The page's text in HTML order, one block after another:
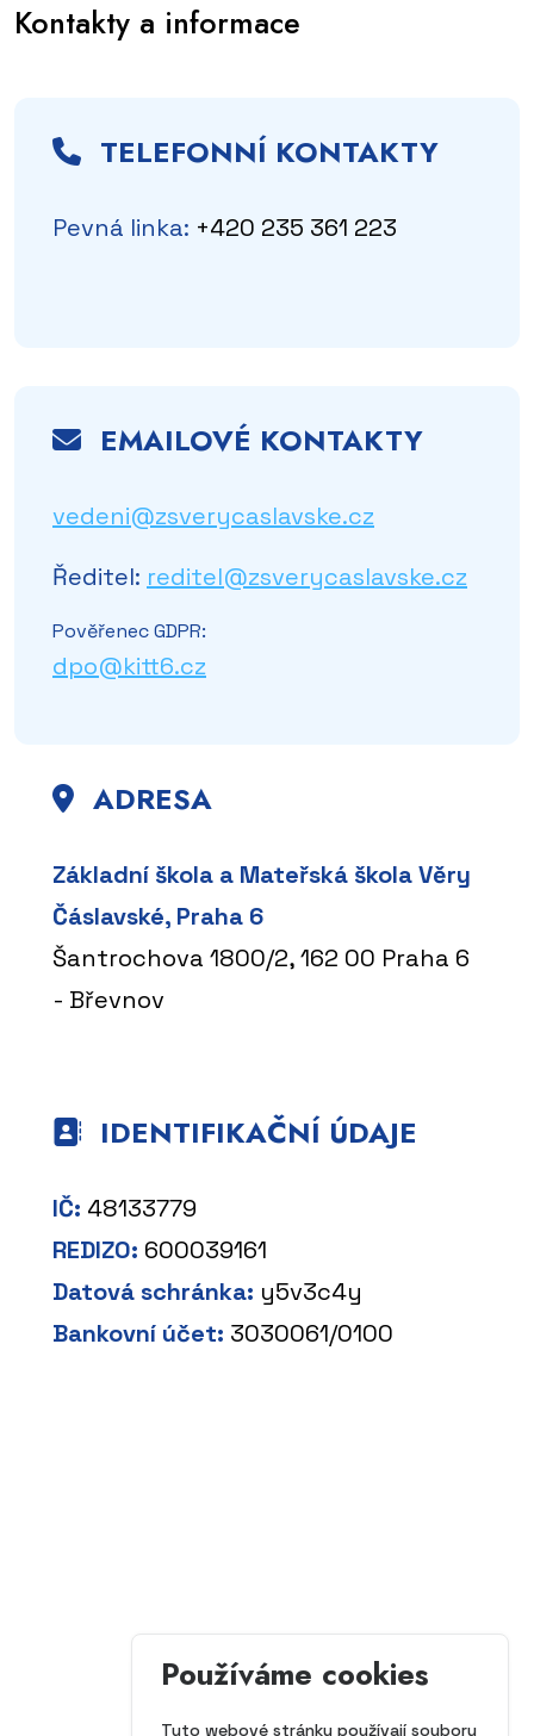
Používáme cookies
Tyto webové stránky používají soubory
Kontakty a informace
TELEFONNÍ KONTAKTY
Pevná linka: +420 235 361 223
EMAILOVÉ KONTAKTY
vedeni@zsverycaslavske.cz
Ředitel: reditel@zsverycaslavske.cz
Pověřenec GDPR:
dpo@kitt6.cz
ADRESA
Základní škola a Mateřská škola Věry
Čáslavské, Praha 6
Šantrochova 1800/2, 162 00 Praha 6
- Břevnov
IDENTIFIKAČNÍ ÚDAJE
IČ: 48133779
REDIZO: 600039161
Datová schránka: y5v3c4y
Bankovní účet: 3030061/0100